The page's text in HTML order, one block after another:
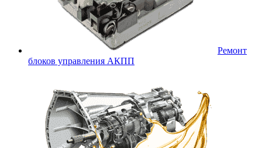
Ремонт
блоков управления АКПП